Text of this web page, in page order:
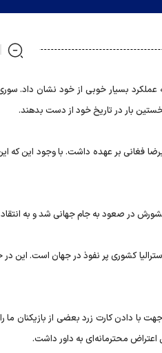
سوریه در انتخابی جام جهانی 2018 روسیه عملکرد بسیار خوبی
بار در تاریخ خود از دست بدهند.
فغانی بر عهده داشت. با وجود این که
در صعود به جام جهانی شد و به
کشوری پر نفوذ در جهان است. این‌
با دادن کارت زرد بعضی از بازیکنان ما
اعتراض محترمانه‌ای به داور داشت.